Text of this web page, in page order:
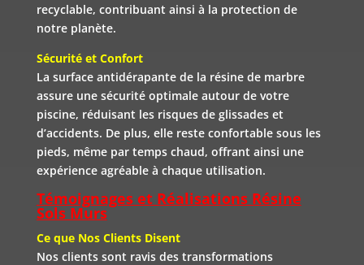
recyclable, contribuant ainsi à la protection de
notre planète.
Sécurité et Confort
La surface antidérapante de la résine de marbre
assure une sécurité optimale autour de votre
piscine, réduisant les risques de glissades et
d’accidents. De plus, elle reste confortable sous les
pieds, même par temps chaud, offrant ainsi une
expérience agréable à chaque utilisation.
Témoignages et Réalisations Résine
Sols Murs
Ce que Nos Clients Disent
Nos clients sont ravis des transformations